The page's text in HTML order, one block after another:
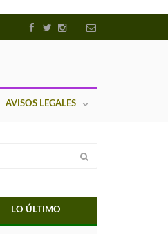
AVISOS LEGALES
LO ÚLTIMO